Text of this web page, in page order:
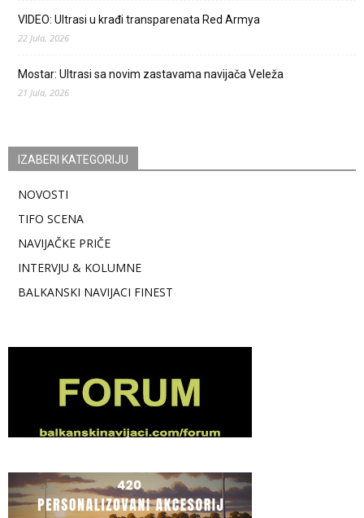
VIDEO: Ultrasi u krađi transparenata Red Armya
22 Jula, 2026
Mostar: Ultrasi sa novim zastavama navijača Veleža
21 Jula, 2026
IZABERI KATEGORIJU
NOVOSTI
TIFO SCENA
NAVIJAČKE PRIČE
INTERVJU & KOLUMNE
BALKANSKI NAVIJACI FINEST